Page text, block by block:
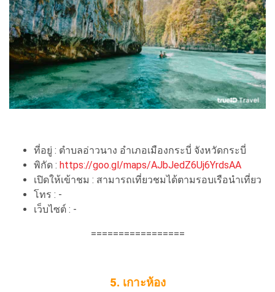
ที่อยู่ : ตำบลอ่าวนาง อำเภอเมืองกระบี่ จังหวัดกระบี่
พิกัด : https://goo.gl/maps/AJbJedZ6Uj6YrdsAA
เปิดให้เข้าชม : สามารถเที่ยวชมได้ตามรอบเรือนำเที่ยว
โทร : -
เว็บไซต์ : -
=================
5. เกาะห้อง